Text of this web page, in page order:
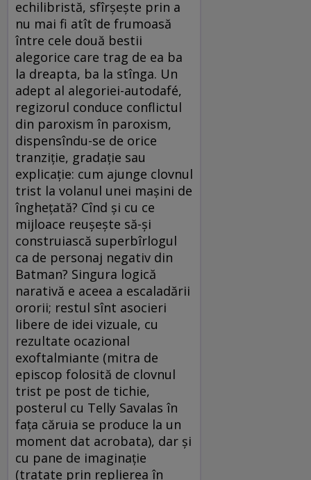
echilibristă, sfîrşeşte prin a
nu mai fi atît de frumoasă
între cele două bestii
alegorice care trag de ea ba
la dreapta, ba la stînga. Un
adept al alegoriei-autodafé,
regizorul conduce conflictul
din paroxism în paroxism,
dispensîndu-se de orice
tranziţie, gradaţie sau
explicaţie: cum ajunge clovnul
trist la volanul unei maşini de
îngheţată? Cînd şi cu ce
mijloace reuşeşte să-şi
construiască superbîrlogul
ca de personaj negativ din
Batman? Singura logică
narativă e aceea a escaladării
ororii; restul sînt asocieri
libere de idei vizuale, cu
rezultate ocazional
exoftalmiante (mitra de
episcop folosită de clovnul
trist pe post de tichie,
posterul cu Telly Savalas în
faţa căruia se produce la un
moment dat acrobata), dar şi
cu pane de imaginaţie
(tratate prin replierea în